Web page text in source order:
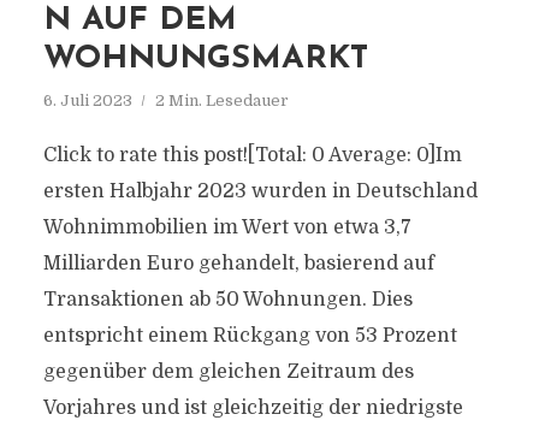
N AUF DEM
WOHNUNGSMARKT
6. Juli 2023 2 Min. Lesedauer
Click to rate this post![Total: 0 Average: 0]Im
ersten Halbjahr 2023 wurden in Deutschland
Wohnimmobilien im Wert von etwa 3,7
Milliarden Euro gehandelt, basierend auf
Transaktionen ab 50 Wohnungen. Dies
entspricht einem Rückgang von 53 Prozent
gegenüber dem gleichen Zeitraum des
Vorjahres und ist gleichzeitig der niedrigste